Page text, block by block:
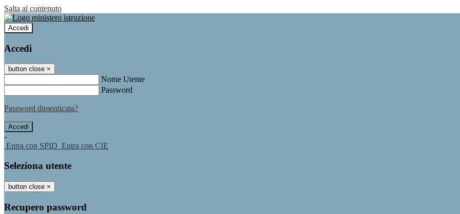
Salta al contenuto
Accedi
Accedi
button close ×
Nome Utente
Password
Password dimenticata?
-
Entra con SPID Entra con CIE
Seleziona utente
button close ×
Recupero password